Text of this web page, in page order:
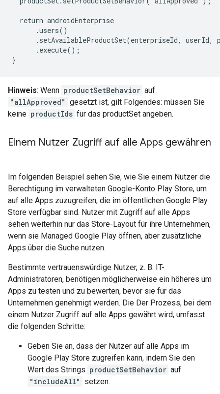
  return androidEnterprise
      .users()
.setAvailableProductSet(enterpriseId, userId,
      .execute();
}
Hinweis: Wenn productSetBehavior auf
"allApproved" gesetzt ist, gilt Folgendes: müssen Sie
keine productIds für das productSet angeben.
Einem Nutzer Zugriff auf alle Apps gewähren
Im folgenden Beispiel sehen Sie, wie Sie einem Nutzer die
Berechtigung im verwalteten Google-Konto Play Store, um
auf alle Apps zuzugreifen, die im öffentlichen Google Play
Store verfügbar sind. Nutzer mit Zugriff auf alle Apps
sehen weiterhin nur das Store-Layout für ihre Unternehmen,
wenn sie Managed Google Play öffnen, aber zusätzliche
Apps über die Suche nutzen.
Bestimmte vertrauenswürdige Nutzer, z. B. IT-
Administratoren, benötigen möglicherweise ein höheres um
Apps zu testen und zu bewerten, bevor sie für das
Unternehmen genehmigt werden. Die Der Prozess, bei dem
einem Nutzer Zugriff auf alle Apps gewährt wird, umfasst
die folgenden Schritte:
Geben Sie an, dass der Nutzer auf alle Apps im
Google Play Store zugreifen kann, indem Sie den
Wert des Strings productSetBehavior auf
"includeAll"
setzen.